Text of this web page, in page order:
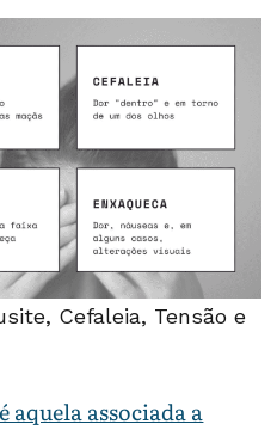
Cefaleia, Tensão e
aquela associada a